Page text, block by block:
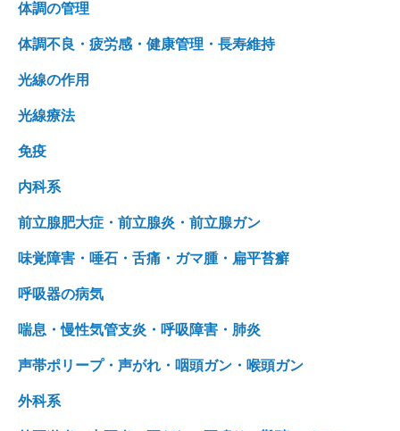
体調の管理
体調不良・疲労感・健康管理・長寿維持
光線の作用
光線療法
免疫
内科系
前立腺肥大症・前立腺炎・前立腺ガン
味覚障害・唾石・舌痛・ガマ腫・扁平苔癬
呼吸器の病気
喘息・慢性気管支炎・呼吸障害・肺炎
声帯ポリープ・声がれ・咽頭ガン・喉頭ガン
外科系